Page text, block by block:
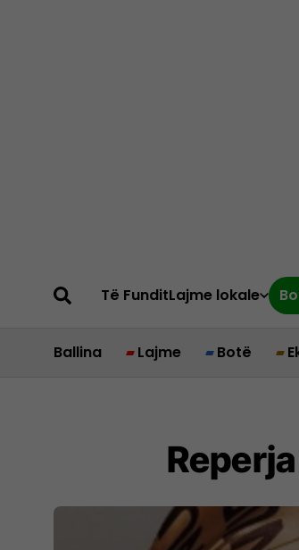
Të FunditLajme lokale
Ballina Lajme Botë